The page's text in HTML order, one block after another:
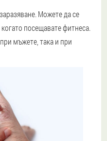
Можете да се
посещавате фитнеса.
мъжете, така и при